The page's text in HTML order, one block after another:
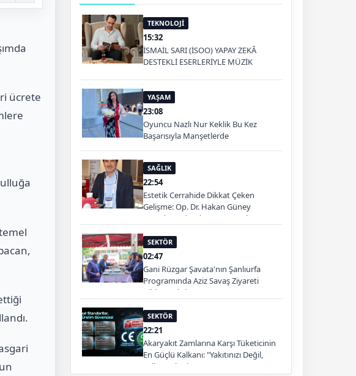
ücrete
TEKNOLOJİ
15:32
İSMAİL SARI (İSOO) YAPAY ZEKÂ
DESTEKLİ ESERLERİYLE MÜZİK
YAŞAM
23:08
Oyuncu Nazlı Nur Keklik Bu Kez
Başarısıyla Manşetlerde
SAĞLIK
22:54
Estetik Cerrahide Dikkat Çeken
Gelişme: Op. Dr. Hakan Güney
Kuşadası'nda Hizmet Verecek
SEKTÖR
02:47
Gani Rüzgar Şavata'nın Şanlıurfa
Programında Aziz Savaş Ziyareti
Dikkat Çekti
SEKTÖR
22:21
Akaryakıt Zamlarına Karşı Tüketicinin
En Güçlü Kalkanı: "Yakıtınızı Değil,
Yolları Tüketin"